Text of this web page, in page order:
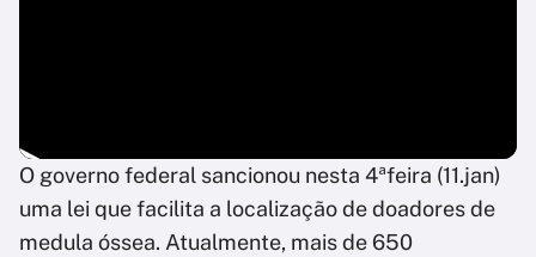
O governo federal sancionou nesta 4ªfeira (11.jan)
uma lei que facilita a localização de doadores de
medula óssea. Atualmente, mais de 650